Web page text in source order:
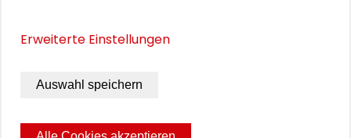
Stadtentwicklung und Wohnen
Erweiterte Einstellungen
Auswahl speichern